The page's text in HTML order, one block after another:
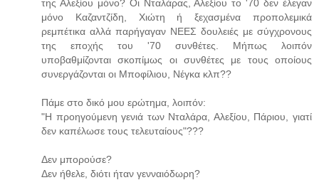
της Αλεξίου μόνο? Οι Νταλάρας, Αλεξίου το '70 δεν έλεγαν
μόνο Καζαντζίδη, Χιώτη ή ξεχασμένα προπολεμικά
ρεμπέτικα αλλά παρήγαγαν ΝΕΕΣ δουλειές με σύγχρονους
της εποχής του '70 συνθέτες. Μήπως λοιπόν
υποβαθμίζονται σκοπίμως οι συνθέτες με τους οποίους
συνεργάζονται οι Μποφίλιου, Νέγκα κλπ??
Πάμε στο δικό μου ερώτημα, λοιπόν:
"Η προηγούμενη γενιά των Νταλάρα, Αλεξίου, Πάριου, γιατί
δεν καπέλωσε τους τελευταίους"???
Δεν μπορούσε?
Δεν ήθελε, διότι ήταν γενναιόδωρη?